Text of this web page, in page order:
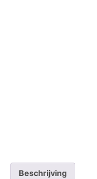
Beschrijving